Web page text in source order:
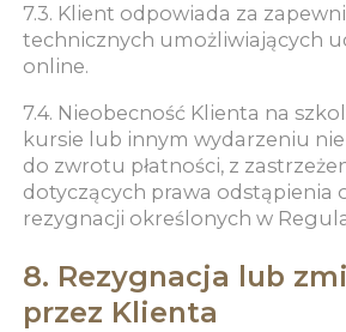
7.3. Klient odpowiada za
technicznych umożliwiających
online.
7.4. Nieobecność Klienta na
kursie lub innym wydarzeniu
do zwrotu płatności, z
dotyczących prawa odstąpienia
rezygnacji określonych w
8. Rezygnacja lub
przez Klienta